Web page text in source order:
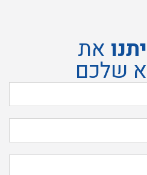
את
שלכם